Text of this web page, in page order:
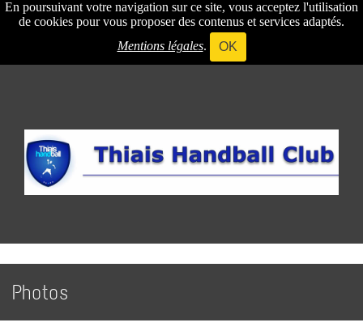
En poursuivant votre navigation sur ce site, vous acceptez l'utilisation
de cookies pour vous proposer des contenus et services adaptés.
Mentions légales. OK
Photos